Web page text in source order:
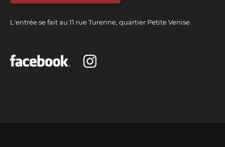
L'entrée se fait au 11 rue Turenne, quartier Petite Venise.